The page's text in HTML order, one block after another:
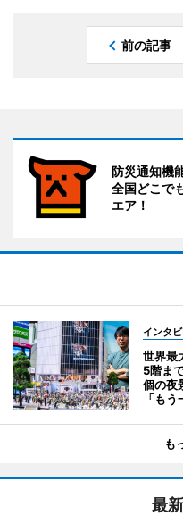
前の記事
防災通知機
全国どこで
エア！
インタ
世界最
5階ま
個の夜
「もう
も
最